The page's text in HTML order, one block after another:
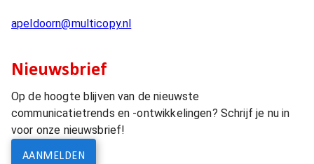
apeldoorn@multicopy.nl
Nieuwsbrief
Op de hoogte blijven van de nieuwste
communicatietrends en -ontwikkelingen? Schrijf je nu in
voor onze nieuwsbrief!
AANMELDEN